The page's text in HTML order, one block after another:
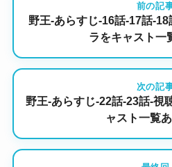
前の記
野王-あらすじ-16話-17話-
ラをキャスト一
次の記
野王-あらすじ-22話-23話-視
ャスト一覧